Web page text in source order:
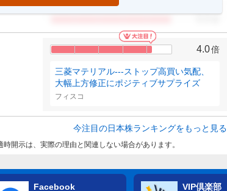
4.0倍
三菱マテリアル---ストップ高買い気配、
大幅上方修正にポジティブサプライズ
フィスコ
今注目の日本株ランキングをもっと見る
開示は、実際の理由と関連しない場合があります。
Facebook VIP倶楽部